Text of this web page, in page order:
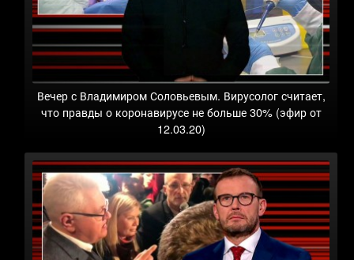
Вечер с Владимиром Соловьевым. Вирусолог считает,
что правды о коронавирусе не больше 30% (эфир от
12.03.20)